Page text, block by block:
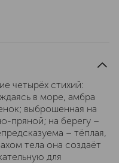
четырёх стихий:
в море, амбра
выброшенная на
пряной; на берегу –
– тёплая,
тела она создаёт
для